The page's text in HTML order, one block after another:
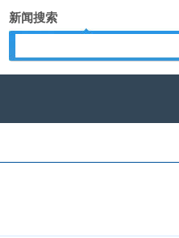
新闻搜索